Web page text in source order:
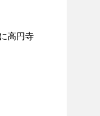
高円寺